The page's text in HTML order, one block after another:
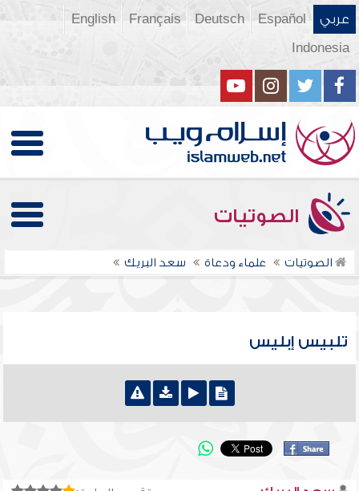
عربي Español
Deutsch
Français
English
Indonesia
الصوتيات
الصوتيات علماء ودعاة سعد البريك
تلبيس إبليس